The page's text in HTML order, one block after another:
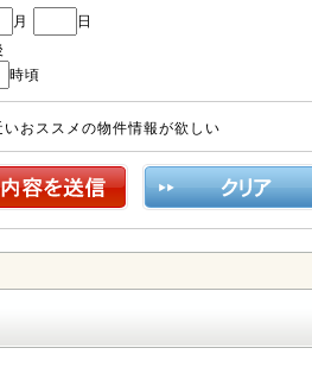
月
日
時頃
おススメの物件情報が欲しい